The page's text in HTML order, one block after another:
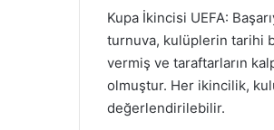
Kupa İkincisi UEFA:
turnuva, kulüplerin tarihi
vermiş ve taraftarların
olmuştur. Her ikincilik,
değerlendirilebilir.